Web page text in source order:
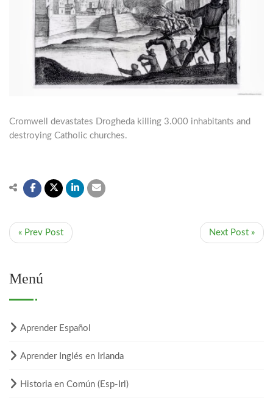
Cromwell devastates Drogheda killing 3.000 inhabitants and
destroying Catholic churches.
« Prev Post Next Post »
Menú
Aprender Español
Aprender Inglés en Irlanda
Historia en Común (Esp-Irl)